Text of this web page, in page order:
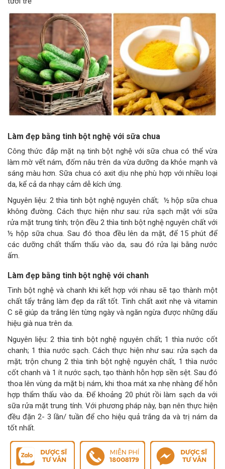
Làm đẹp bằng tinh bột nghệ với sữa chua
Công thức đắp mặt nạ tinh bột nghệ với sữa chua có thể vừa
làm mờ vết nám, đốm nâu trên da vừa dưỡng da khỏe mạnh và
sáng màu hơn. Sữa chua có axit dịu nhẹ phù hợp với nhiều loại
da, kể cả da nhạy cảm dễ kích ứng.
Nguyên liệu: 2 thìa tinh bột nghệ nguyên chất; ½ hộp sữa chua
không đường. Cách thực hiện như sau: rửa sạch mặt với sữa
rửa mặt trung tính; trộn đều 2 thìa tinh bột nghệ nguyên chất với
½ hộp sữa chua. Sau đó thoa đều lên da mặt, để 15 phút để
các dưỡng chất thẩm thấu vào da, sau đó rửa lại bằng nước
ấm.
Làm đẹp bằng tinh bột nghệ với chanh
Tinh bột nghệ và chanh khi kết hợp với nhau sẽ tạo thành một
chất tẩy trắng làm đẹp da rất tốt. Tinh chất axit nhẹ và vitamin
C sẽ giúp da trắng lên từng ngày và ngăn ngừa được những dấu
hiệu già nua trên da.
Nguyên liệu: 2 thìa tinh bột nghệ nguyên chất; 1 thìa nước cốt
chanh; 1 thìa nước sạch. Cách thực hiện như sau: rửa sạch da
mặt; trộn chung 2 thìa tinh bột nghệ nguyên chất, 1 thìa nước
cốt chanh và 1 ít nước sạch, tạo thành hỗn hợp sền sệt. Sau đó
thoa lên vùng da mặt bị nám, khi thoa mát xa nhẹ nhàng để hỗn
hợp thẩm thấu vào da. Để khoảng 20 phút rồi làm sạch da với
sữa rửa mặt trung tính. Với phương pháp này, bạn nên thực hiện
đều đặn 2- 3 lần/ tuần để cho hiệu quả trắng da và trị nám da
tốt nhất.